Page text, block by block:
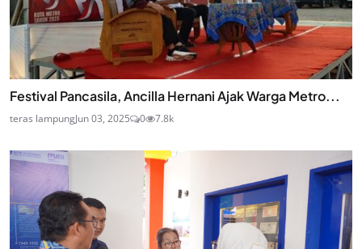
Festival Pancasila, Ancilla Hernani Ajak Warga Metro...
teras lampungJun 03, 2025 0 7.8k